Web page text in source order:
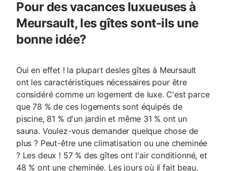
Pour des vacances luxueuses à
Meursault, les gîtes sont-ils une
bonne idée?
Oui en effet ! la plupart desles gîtes à Meursault
ont les caractéristiques nécessaires pour être
considéré comme un logement de luxe. C'est parce
que 78 % de ces logements sont équipés de
piscine, 81 % d'un jardin et même 31 % ont un
sauna. Voulez-vous demander quelque chose de
plus ? Peut-être une climatisation ou une cheminée
? Les deux ! 57 % des gîtes ont l'air conditionné, et
48 % ont une cheminée. Les jours où il fait beau,